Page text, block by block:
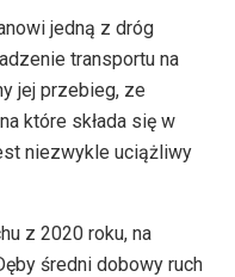
jedną z dróg
transportu na
jej przebieg, ze
które składa się w
niezwykle uciążliwy
z 2020 roku, na
średni dobowy ruch